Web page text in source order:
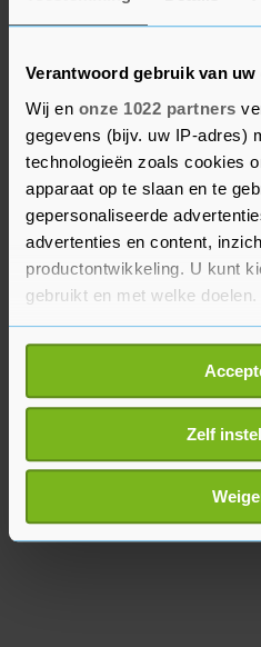
Verantwoord gebruik van uw
Wij en onze 1022 partners
gegevens (bijv. uw IP-adres)
technologieën zoals cookies
apparaat op te slaan en te
gepersonaliseerde
advertenties en content,
productontwikkeling. U kunt
gebruikt en met welke doelen.
Als u het toestaat, willen we
Informatie
locatie, die tot een paar
Uw apparaat
scannen op specifieke
Lees meer over hoe uw
verwerkt en stel uw
U kunt uw toestemming op
Zelf
moederland!"
Buitenland
Het succes van het
het buitenland.
Amerikaanse en Duitse
melding van. In het
toen nog het programma
maakte, een grote hit met
Netherlands Second-
tientallen miljoenen keren